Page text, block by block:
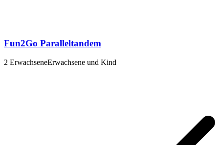
Fun2Go Paralleltandem
2 ErwachseneErwachsene und Kind